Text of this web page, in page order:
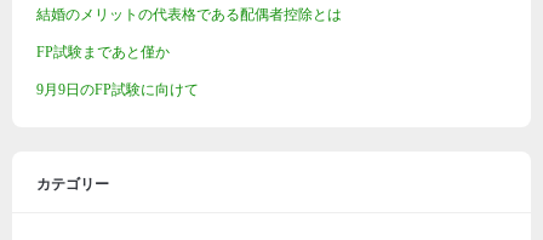
結婚のメリットの代表格である配偶者控除とは
FP試験まであと僅か
9月9日のFP試験に向けて
カテゴリー